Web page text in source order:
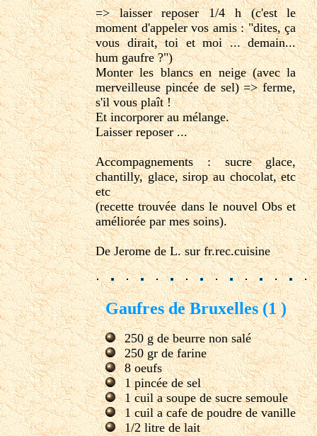
=> laisser reposer 1/4 h (c'est le
moment d'appeler vos amis : "dites, ça
vous dirait, toi et moi ... demain...
hum gaufre ?")
Monter les blancs en neige (avec la
merveilleuse pincée de sel) => ferme,
s'il vous plaît !
Et incorporer au mélange.
Laisser reposer ...
Accompagnements : sucre glace,
chantilly, glace, sirop au chocolat, etc
etc
(recette trouvée dans le nouvel Obs et
améliorée par mes soins).
De Jerome de L. sur fr.rec.cuisine
Gaufres de Bruxelles (1 )
250 g de beurre non salé
250 gr de farine
8 oeufs
1 pincée de sel
1 cuil a soupe de sucre semoule
1 cuil a cafe de poudre de vanille
1/2 litre de lait